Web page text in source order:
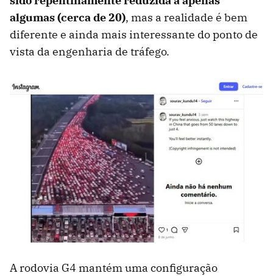
algumas (cerca de 20), mas a realidade é bem
diferente e ainda mais interessante do ponto de
vista da engenharia de tráfego.
A rodovia G4 mantém uma configuração